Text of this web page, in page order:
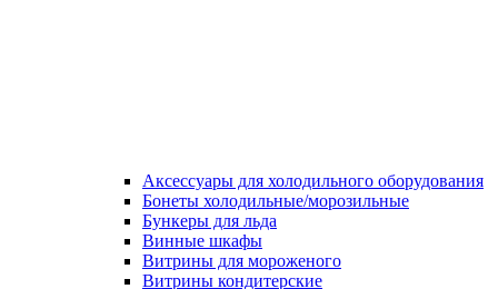
Аксессуары для холодильного оборудования
Бонеты холодильные/морозильные
Бункеры для льда
Винные шкафы
Витрины для мороженого
Витрины кондитерские